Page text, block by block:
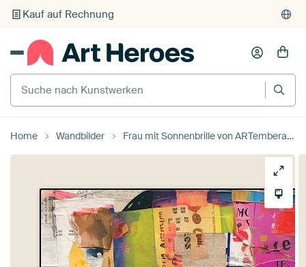
Kauf auf Rechnung
Individueller Druck auf Bestellung
Suche nach Kunstwerken
Home Wandbilder Frau mit Sonnenbrille von ARTemberaubend